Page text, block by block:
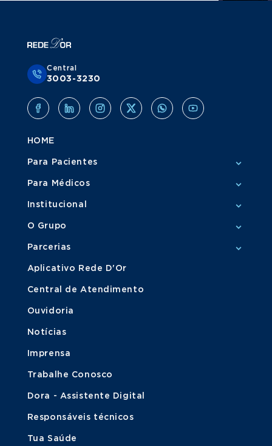
Central
3003-3230
HOME
Para Pacientes
Para Médicos
Institucional
O Grupo
Parcerias
Aplicativo Rede D'Or
Central de Atendimento
Ouvidoria
Notícias
Imprensa
Trabalhe Conosco
Dora - Assistente Digital
Responsáveis técnicos
Tua Saúde